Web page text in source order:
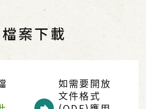
檔案下載
如需要開放
文件格式